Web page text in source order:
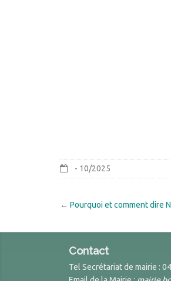
- 10/2025
← Pourquoi et comment dire
Contact
Tel Secrétariat de mairie :